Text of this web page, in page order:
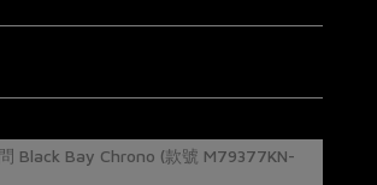
詳情，請